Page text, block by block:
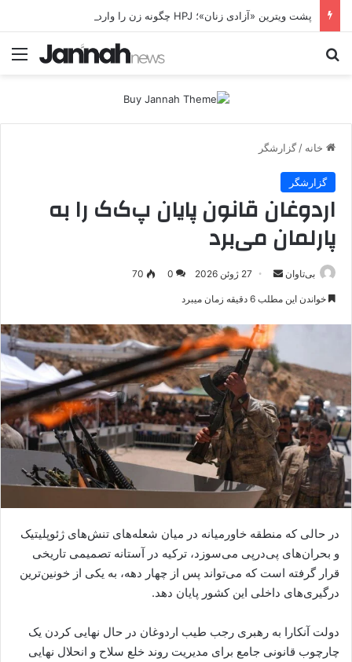
خانه / گزارشگر
گزارشگر
اردوغان قانون پایان پ‌ک‌ک را به
پارلمان می‌برد
بی‌تاوان
ر
ا
ل
ا
ی
م
ی
ل
27 ژوئن 2026 0
70
خواندن این مطلب 6 دقیقه زمان میبرد
در حالی که منطقه خاورمیانه در میان شعله‌های تنش‌های ژئوپلیتیک
و بحران‌های پی‌درپی می‌سوزد، ترکیه در آستانه تصمیمی تاریخی
قرار گرفته است که می‌تواند پس از چهار دهه، به یکی از خونین‌ترین
درگیری‌های داخلی این کشور پایان دهد.
دولت آنکارا به رهبری رجب طیب اردوغان در حال نهایی کردن یک
چارچوب قانونی جامع برای مدیریت روند خلع سلاح و انحلال نهایی